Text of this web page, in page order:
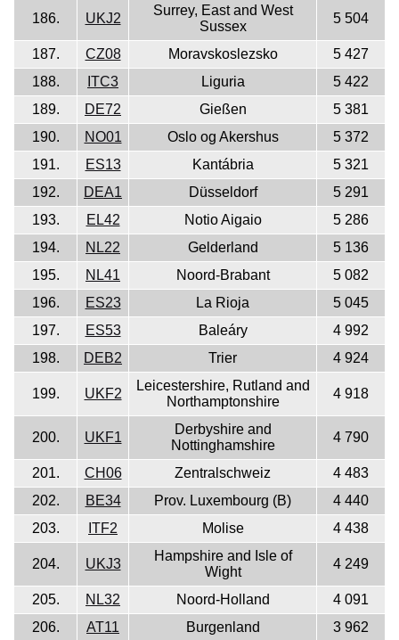
186. UKJ2
Surrey, East and West
Sussex
5 504
187. CZ08 Moravskoslezsko
5 427
188.
ITC3 Liguria
5 422
189.
DE72 Gießen
5 381
190.
NO01 Oslo og Akershus
5 372
191.
ES13 Kantábria
5 321
192.
DEA1 Düsseldorf
5 291
193.
EL42 Notio Aigaio
5 286
194.
NL22 Gelderland
5 136
195.
NL41 Noord-Brabant
5 082
196.
ES23 La Rioja
5 045
197.
ES53 Baleáry
4 992
198.
DEB2 Trier 4 924
199. UKF2
Leicestershire, Rutland and
Northamptonshire
4 918
200. UKF1
Derbyshire and
Nottinghamshire
4 790
201. CH06 Zentralschweiz
4 483
202.
BE34 Prov. Luxembourg (B)
4 440
203.
ITF2 Molise 4 438
204. UKJ3
Hampshire and Isle of
Wight
4 249
205. NL32 Noord-Holland
4 091
206.
AT11 Burgenland
3 962